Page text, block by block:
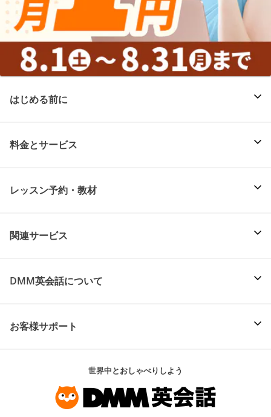
はじめる前に
料金とサービス
レッスン予約・教材
関連サービス
DMM英会話について
お客様サポート
世界中とおしゃべりしよう